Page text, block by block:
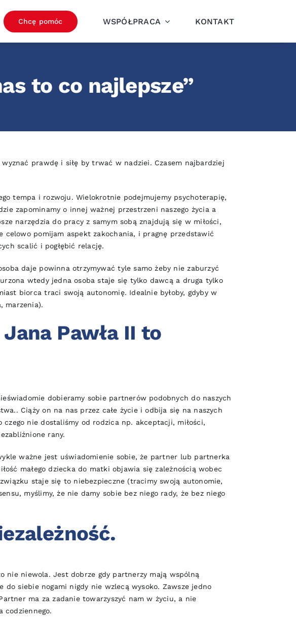
Chcę pomóc WSPÓŁPRACA KONTAKT
to co najlepsze”
prawdę i siłę by trwać w nadziei. Czasem najbardziej
tempa i rozwoju. Wielokrotnie podejmujemy psychoterapię,
zapominamy o innej ważnej przestrzeni naszego życia a
narzędzia do pracy z samym sobą znajdują się w miłości,
pomijam aspekt zakochania, i pragnę przedstawić
scalić i pogłębić relację.
daje powinna otrzymywać tyle samo żeby nie zaburzyć
wtedy jedna osoba staje się tylko dawcą a druga tylko
biorca traci swoją autonomię. Idealnie byłoby, gdyby w
marzenia).
Pawła II to
dobieramy sobie partnerów podobnych do naszych
Ciąży on na nas przez całe życie i odbija się na naszych
nie dostaliśmy od rodzica np. akceptacji, miłości,
rany.
ważne jest uświadomienie sobie, że partner lub partnerka
małego dziecka do matki objawia się zależnością wobec
staje się to niebezpieczne (tracimy swoją autonomie,
myślimy, że nie damy sobie bez niego rady, że bez niego
nie niewola. Jest dobrze gdy partnerzy mają wspólną
siebie nogami nigdy nie wzlecą wysoko. Zawsze jedno
ma za zadanie towarzyszyć nam w życiu, a nie
codziennego.